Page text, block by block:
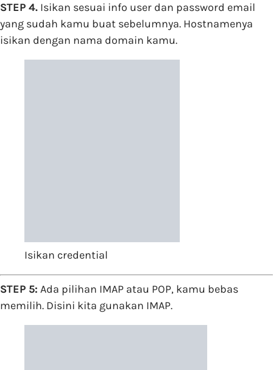
STEP 4. Isikan sesuai info user dan password email
yang sudah kamu buat sebelumnya. Hostnamenya
isikan dengan nama domain kamu.
Isikan credential
STEP 5: Ada pilihan IMAP atau POP, kamu bebas
memilih. Disini kita gunakan IMAP.